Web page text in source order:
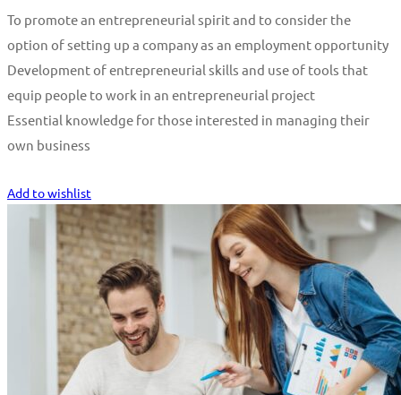
To promote an entrepreneurial spirit and to consider the
option of setting up a company as an employment opportunity
Development of entrepreneurial skills and use of tools that
equip people to work in an entrepreneurial project
Essential knowledge for those interested in managing their
own business
Add to wishlist